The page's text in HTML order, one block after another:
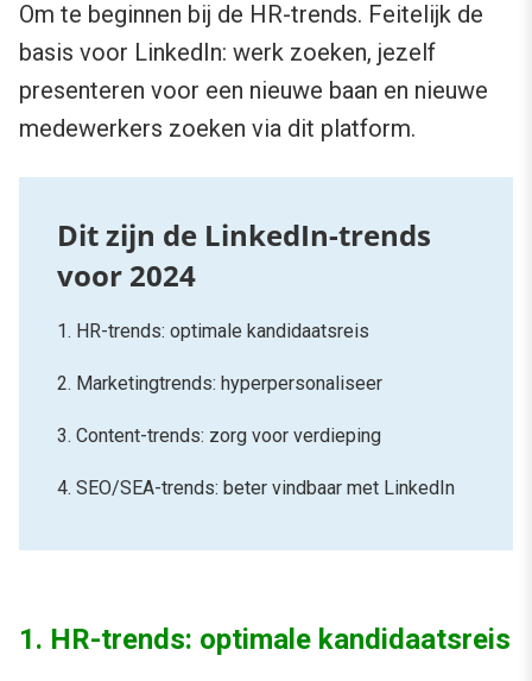
Om te beginnen bij de HR-trends. Feitelijk de
basis voor LinkedIn: werk zoeken, jezelf
presenteren voor een nieuwe baan en nieuwe
medewerkers zoeken via dit platform.
1. HR-trends: optimale kandidaatsreis
2. Marketingtrends: hyperpersonaliseer
3. Content-trends: zorg voor verdieping
4. SEO/SEA-trends: beter vindbaar met LinkedIn
1. HR-trends: optimale kandidaatsreis